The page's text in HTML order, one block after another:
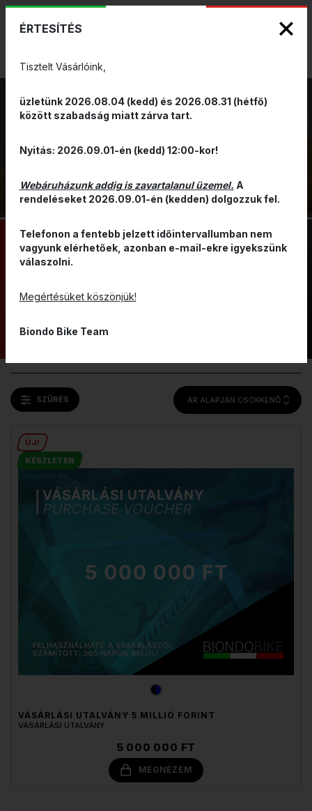
HUN
KIEGÉSZÍTŐK
GÖRGŐ
PUMPA
SZŰRÉS ÁR ALAPJÁN CSÖKKENŐ
ÚJ!
KÉSZLETEN
VÁSÁRLÁSI UTALVÁNY 5 MILLIÓ FORINT
VÁSÁRLÁSI UTALVÁNY
5 000 000 FT
MEGNÉZEM
ÉRTESÍTÉS
Tisztelt Vásárlóink,
üzletünk 2026.08.04 (kedd) és 2026.08.31 (hétfő)
között szabadság miatt zárva tart.
Nyitás: 2026.09.01-én (kedd) 12:00-kor!
Webáruházunk addig is zavartalanul üzemel. A
rendeléseket 2026.09.01-én (kedden) dolgozzuk fel.
Telefonon a fentebb jelzett időintervallumban nem
vagyunk elérhetőek, azonban e-mail-ekre igyekszünk
válaszolni.
Megértésüket köszönjük!
Biondo Bike Team